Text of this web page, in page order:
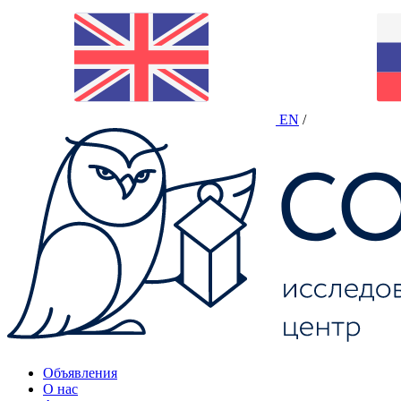
EN /
Объявления
О нас